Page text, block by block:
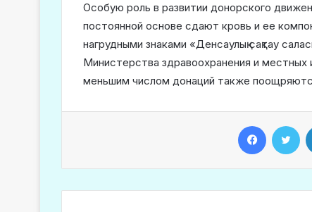
Особую роль в развитии донорского
постоянной основе сдают кровь и ее
нагрудными знаками «Денсаулық сақтау
Министерства здравоохранения и
меньшим числом донаций также